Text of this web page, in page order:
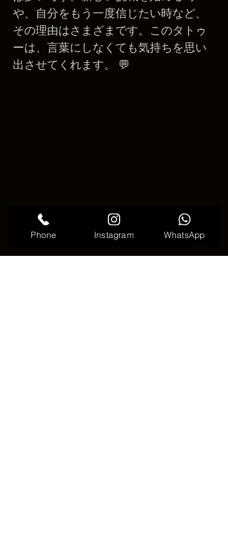
や、自分をもう一度信じたい時など、
その理由はさまざまです。このタトゥ
ーは、言葉にしなくても気持ちを思い
出させてくれます。 💬
Phone Instagram WhatsApp